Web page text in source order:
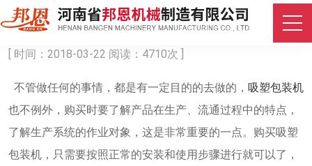
购买吸塑包装机要考虑哪些因素？
[ 时间：2018-03-22 阅读：4710次 ]
不管做任何的事情，都是有一定目的的去做的， 吸塑包装机
也不例外，购买时要了解产品在生产、流通过程中的特点，
了解生产系统的作业对象，这是非常重要的一点。购买吸塑
包装机，只需要按照正常的安装和使用步骤进行就可以了，